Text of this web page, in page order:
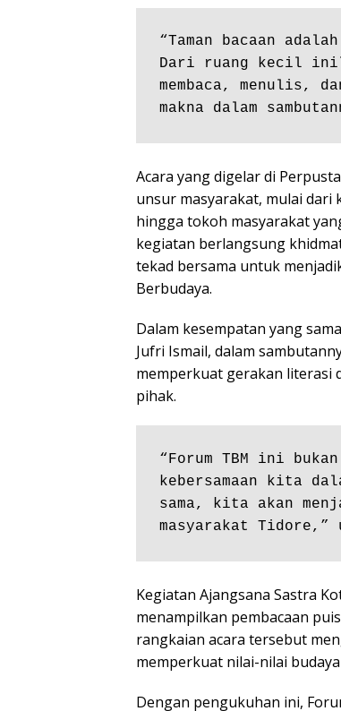
⁠“Taman bacaan
Dari ruang kecil
membaca, menulis,
makna dalam
Acara yang digelar di
unsur masyarakat, mulai dari
hingga tokoh masyarakat
kegiatan berlangsung
tekad bersama untuk
Berbudaya.
Dalam kesempatan yang
Jufri Ismail, dalam
memperkuat gerakan literasi
pihak.
⁠“Forum TBM ini
kebersamaan kita
sama, kita akan
masyarakat Tidore,”
Kegiatan Ajangsana Sastra
menampilkan pembacaan
rangkaian acara tersebut
memperkuat nilai-nilai
Dengan pengukuhan ini,